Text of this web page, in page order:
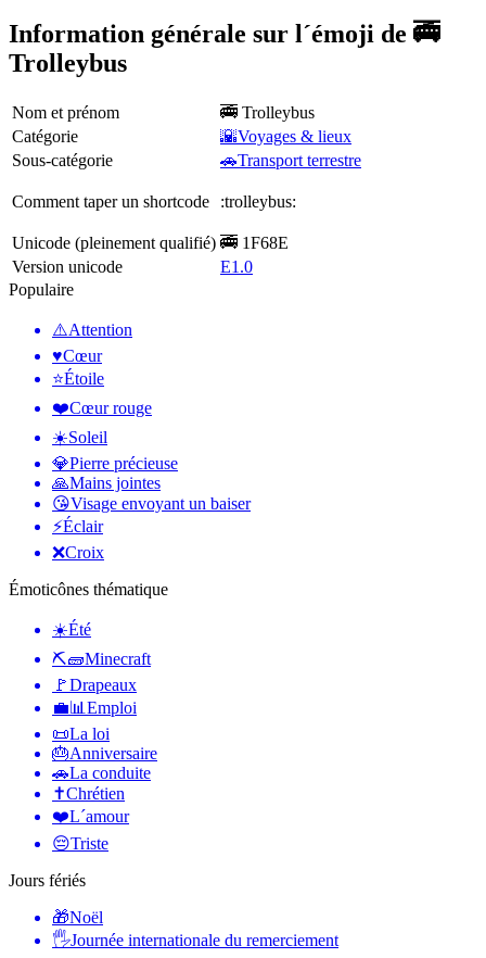
Information générale sur l´émoji de 🚎
Trolleybus
Nom et prénom
🚎 Trolleybus
Catégorie
🌇Voyages & lieux
Sous-catégorie
🚗Transport terrestre
Comment taper un shortcode :trolleybus:
Unicode (pleinement qualifié) 🚎 1F68E
Version unicode
E1.0
Populaire
⚠️Attention
♥️Cœur
⭐Étoile
❤️Cœur rouge
☀️Soleil
💎Pierre précieuse
🙏Mains jointes
😘Visage envoyant un baiser
⚡Éclair
❌Croix
Émoticônes thématique
☀️Été
⛏🧱Minecraft
🚩Drapeaux
💼📊 Emploi
📜La loi
🎂Anniversaire
🚗La conduite
✝️Chrétien
❤️L´amour
😔Triste
Jours fériés
🎁Noël
🖐Journée internationale du remerciement